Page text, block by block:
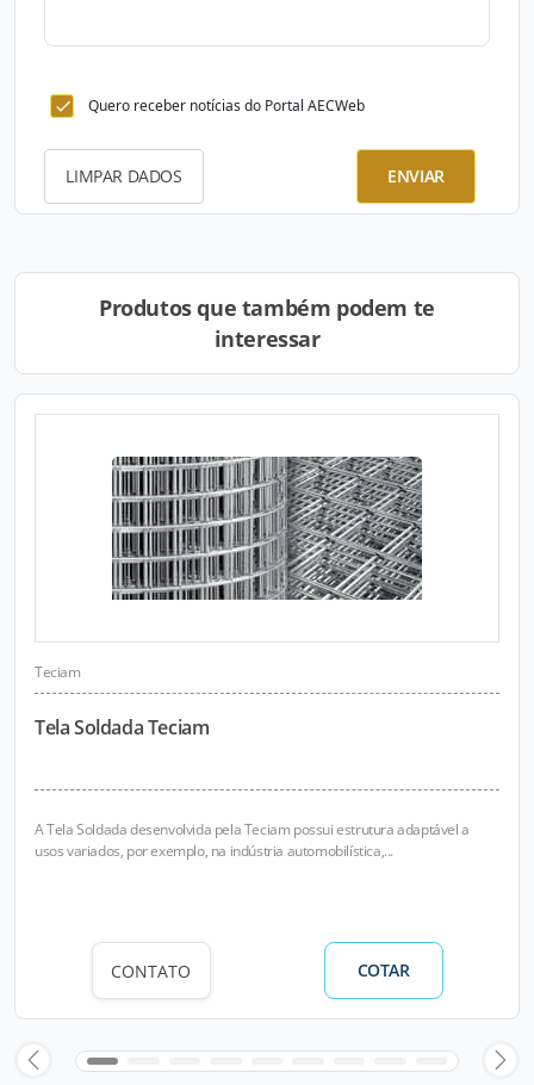
Quero receber notícias do Portal AECWeb
LIMPAR DADOS ENVIAR
Produtos que também podem te
interessar
Teciam
Tela Soldada Teciam
A Tela Soldada desenvolvida pela Teciam possui estrutura adaptável a
usos variados, por exemplo, na indústria automobilística,...
CONTATO COTAR